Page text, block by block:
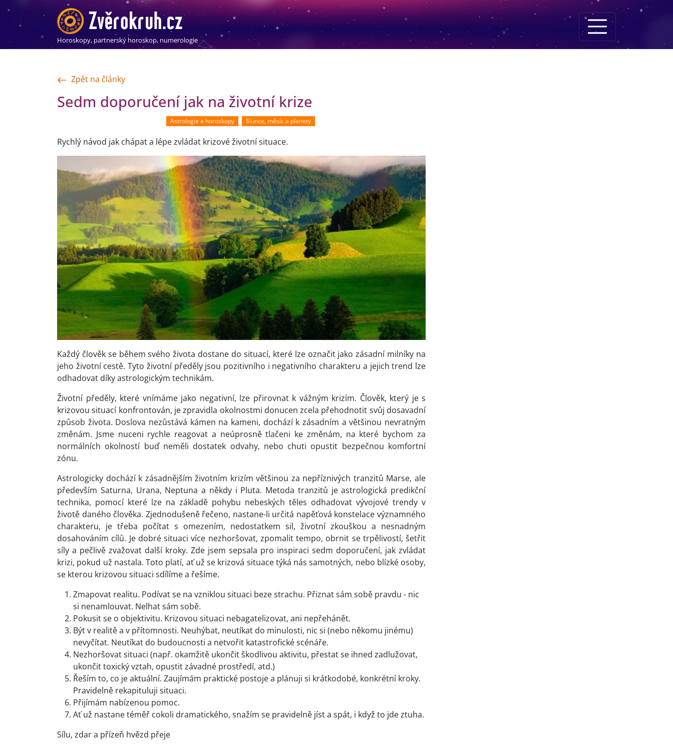
Horoskopy, partnerský horoskop, numerologie
Zpět na články
Sedm doporučení jak na životní krize
Astrologie a horoskopy Slunce, měsíc a planety
Rychlý návod jak chápat a lépe zvládat krizové životní situace.
Každý člověk se během svého života dostane do situací, které lze označit jako zásadní milníky na
jeho životní cestě. Tyto životní předěly jsou pozitivního i negativního charakteru a jejich trend lze
odhadovat díky astrologickým technikám.
Životní předěly, které vnímáme jako negativní, lze přirovnat k vážným krizím. Člověk, který je s
krizovou situací konfrontován, je zpravidla okolnostmi donucen zcela přehodnotit svůj dosavadní
způsob života. Doslova nezůstává kámen na kameni, dochází k zásadním a většinou nevratným
změnám. Jsme nuceni rychle reagovat a neúprosně tlačeni ke změnám, na které bychom za
normálních okolností buď neměli dostatek odvahy, nebo chuti opustit bezpečnou komfortní
zónu.
Astrologicky dochází k zásadnějším životním krizím většinou za nepříznivých tranzitů Marse, ale
především Saturna, Urana, Neptuna a někdy i Pluta. Metoda tranzitů je astrologická predikční
technika, pomocí které lze na základě pohybu nebeských těles odhadovat vývojové trendy v
životě daného člověka. Zjednodušeně řečeno, nastane-li určitá napěťová konstelace významného
charakteru, je třeba počítat s omezením, nedostatkem sil, životní zkouškou a nesnadným
dosahováním cílů. Je dobré situaci více nezhoršovat, zpomalit tempo, obrnit se trpělivostí, šetřit
síly a pečlivě zvažovat další kroky. Zde jsem sepsala pro inspiraci sedm doporučení, jak zvládat
krizi, pokud už nastala. Toto platí, ať už se krizová situace týká nás samotných, nebo blízké osoby,
se kterou krizovou situaci sdílíme a řešíme.
Zmapovat realitu. Podívat se na vzniklou situaci beze strachu. Přiznat sám sobě pravdu - nic
si nenamlouvat. Nelhat sám sobě.
Pokusit se o objektivitu. Krizovou situaci nebagatelizovat, ani nepřehánět.
Být v realitě a v přítomnosti. Neuhýbat, neutíkat do minulosti, nic si (nebo někomu jinému)
nevyčítat. Neutíkat do budoucnosti a netvořit katastrofické scénáře.
Nezhoršovat situaci (např. okamžitě ukončit škodlivou aktivitu, přestat se ihned zadlužovat,
ukončit toxický vztah, opustit závadné prostředí, atd.)
Řeším to, co je aktuální. Zaujímám praktické postoje a plánuji si krátkodobé, konkrétní kroky.
Pravidelně rekapituluji situaci.
Přijímám nabízenou pomoc.
Ať už nastane téměř cokoli dramatického, snažím se pravidelně jíst a spát, i když to jde ztuha.
Sílu, zdar a přízeň hvězd přeje